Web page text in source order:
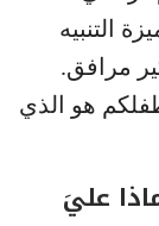
التنبيه
مرافق.
هو الذي
عليَ